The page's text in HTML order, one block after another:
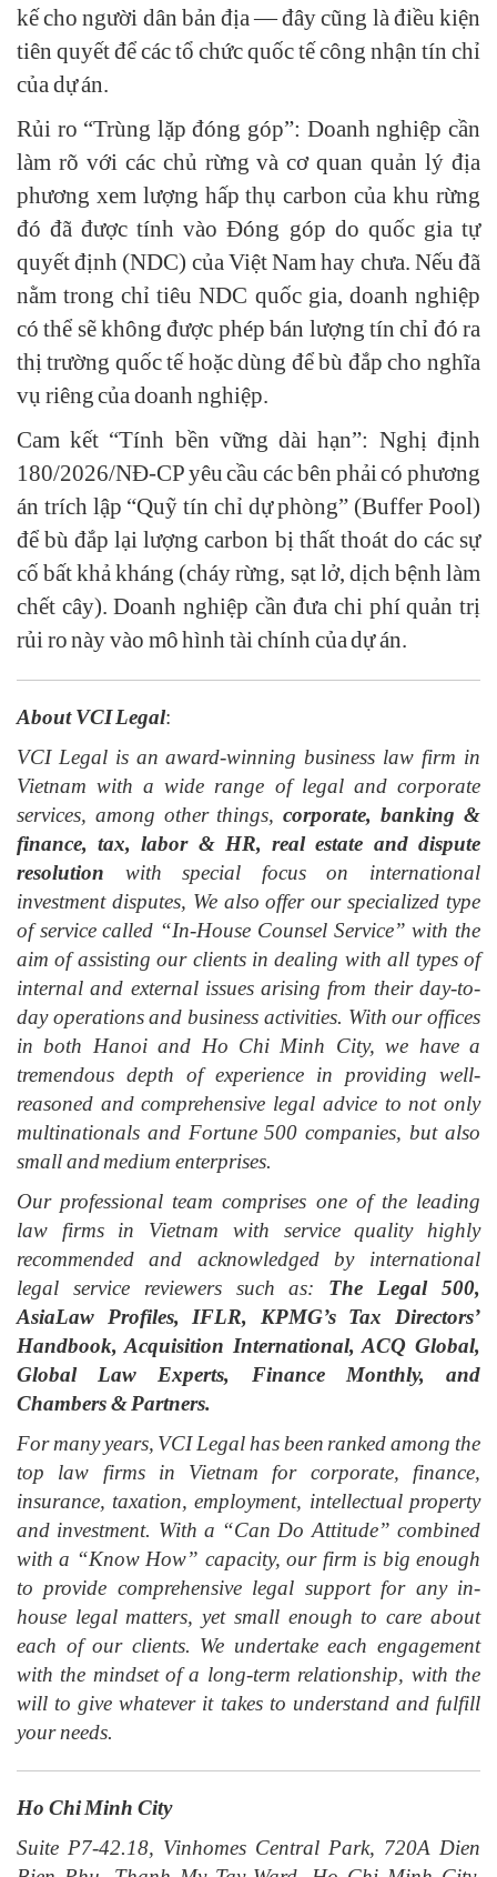
kế cho người dân bản địa — đây cũng là điều kiện
tiên quyết để các tổ chức quốc tế công nhận tín chỉ
của dự án.
Rủi ro “Trùng lặp đóng góp”: Doanh nghiệp cần
làm rõ với các chủ rừng và cơ quan quản lý địa
phương xem lượng hấp thụ carbon của khu rừng
đó đã được tính vào Đóng góp do quốc gia tự
quyết định (NDC) của Việt Nam hay chưa. Nếu đã
nằm trong chỉ tiêu NDC quốc gia, doanh nghiệp
có thể sẽ không được phép bán lượng tín chỉ đó ra
thị trường quốc tế hoặc dùng để bù đắp cho nghĩa
vụ riêng của doanh nghiệp.
Cam kết “Tính bền vững dài hạn”: Nghị định
180/2026/NĐ-CP yêu cầu các bên phải có phương
án trích lập “Quỹ tín chỉ dự phòng” (Buffer Pool)
để bù đắp lại lượng carbon bị thất thoát do các sự
cố bất khả kháng (cháy rừng, sạt lở, dịch bệnh làm
chết cây). Doanh nghiệp cần đưa chi phí quản trị
rủi ro này vào mô hình tài chính của dự án.
About VCI Legal:
VCI Legal is an award-winning business law firm in
Vietnam with a wide range of legal and corporate
services, among other things,corporate, banking &
finance, tax, labor & HR, real estate and dispute
resolution with special focus on international
investment disputes, We also offer our specialized type
of service called “In-House Counsel Service” with the
aim of assisting our clients in dealing with all types of
internal and external issues arising from their day-to-
day operations and business activities. With our offices
in both Hanoi and Ho Chi Minh City, we have a
tremendous depth of experience in providing well-
reasoned and comprehensive legal advice to not only
multinationals and Fortune 500 companies, but also
small and medium enterprises.
Our professional team comprises one of the leading
law firms in Vietnam with service quality highly
recommended and acknowledged by international
legal service reviewers such as: The Legal 500,
AsiaLaw Profiles, IFLR, KPMG’s Tax Directors’
Handbook, Acquisition International, ACQ Global,
Global Law Experts, Finance Monthly, and
Chambers & Partners.
For many years, VCI Legal has been ranked among the
top law firms in Vietnam for corporate, finance,
insurance, taxation, employment, intellectual property
and investment. With a “Can Do Attitude” combined
with a “Know How” capacity, our firm is big enough
to provide comprehensive legal support for any in-
house legal matters, yet small enough to care about
each of our clients. We undertake each engagement
with the mindset of a long-term relationship, with the
will to give whatever it takes to understand and fulfill
your needs.
Ho Chi Minh City
Suite P7-42.18, Vinhomes Central Park, 720A Dien